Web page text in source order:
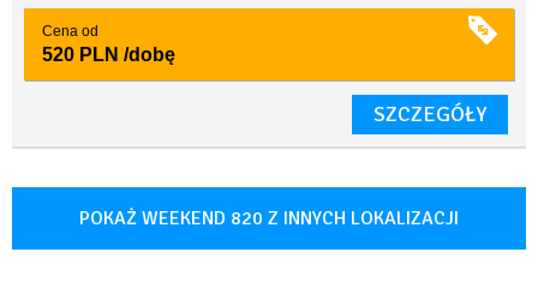
Cena od
520 PLN /dobę
SZCZEGÓŁY
POKAŻ WEEKEND 820 Z INNYCH LOKALIZACJI